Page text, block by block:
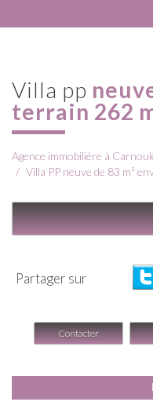
villa pp
terrain 262
Agence immobilière à
Villa PP neuve de 83 m²
Partager sur
Contacter